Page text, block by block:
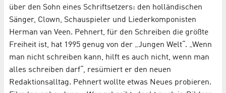
über den Sohn eines Schriftsetzers: den holländischen
Sänger, Clown, Schauspieler und Liederkomponisten
Herman van Veen. Pehnert, für den Schreiben die größte
Freiheit ist, hat 1995 genug von der „Jungen Welt“. „Wenn
man nicht schreiben kann, hilft es auch nicht, wenn man
alles schreiben darf“, resümiert er den neuen
Redaktionsalltag. Pehnert wollte etwas Neues probieren.